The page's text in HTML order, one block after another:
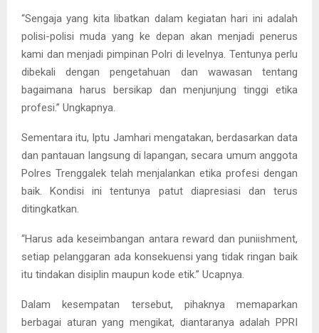
“Sengaja yang kita libatkan dalam kegiatan hari ini adalah
polisi-polisi muda yang ke depan akan menjadi penerus
kami dan menjadi pimpinan Polri di levelnya. Tentunya perlu
dibekali dengan pengetahuan dan wawasan tentang
bagaimana harus bersikap dan menjunjung tinggi etika
profesi.” Ungkapnya.
Sementara itu, Iptu Jamhari mengatakan, berdasarkan data
dan pantauan langsung di lapangan, secara umum anggota
Polres Trenggalek telah menjalankan etika profesi dengan
baik. Kondisi ini tentunya patut diapresiasi dan terus
ditingkatkan.
“Harus ada keseimbangan antara reward dan puniishment,
setiap pelanggaran ada konsekuensi yang tidak ringan baik
itu tindakan disiplin maupun kode etik.” Ucapnya.
Dalam kesempatan tersebut, pihaknya memaparkan
berbagai aturan yang mengikat, diantaranya adalah PPRI